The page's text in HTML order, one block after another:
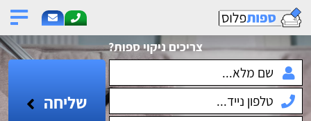
צריכים ניקוי ספות?
שליחה